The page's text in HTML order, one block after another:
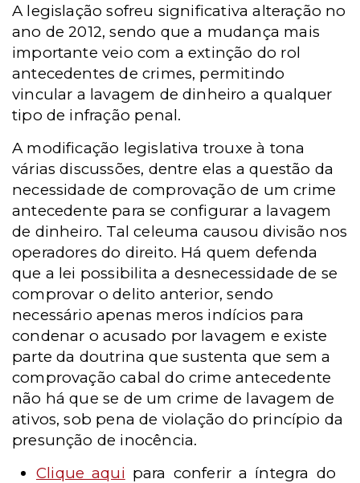
A legislação sofreu significativa alteração no
ano de 2012, sendo que a mudança mais
importante veio com a extinção do rol
antecedentes de crimes, permitindo
vincular a lavagem de dinheiro a qualquer
tipo de infração penal.
A modificação legislativa trouxe à tona
várias discussões, dentre elas a questão da
necessidade de comprovação de um crime
antecedente para se configurar a lavagem
de dinheiro. Tal celeuma causou divisão nos
operadores do direito. Há quem defenda
que a lei possibilita a desnecessidade de se
comprovar o delito anterior, sendo
necessário apenas meros indícios para
condenar o acusado por lavagem e existe
parte da doutrina que sustenta que sem a
comprovação cabal do crime antecedente
não há que se de um crime de lavagem de
ativos, sob pena de violação do princípio da
presunção de inocência.
Clique aqui para conferir a íntegra do